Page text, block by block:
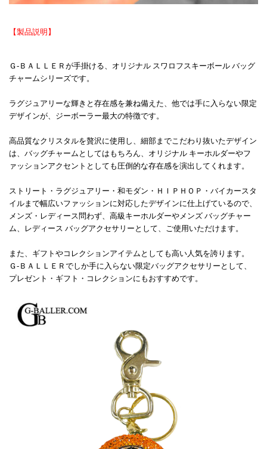
【製品説明】
Ｇ-ＢＡＬＬＥＲが手掛ける、オリジナル スワロフスキーボール バッグ
チャームシリーズです。
ラグジュアリーな輝きと存在感を兼ね備えた、他では手に入らない限定
デザインが、ジーボーラー最大の特徴です。
高品質なクリスタルを贅沢に使用し、細部までこだわり抜いたデザイン
は、バッグチャームとしてはもちろん、オリジナル キーホルダーやフ
ァッションアクセントとしても圧倒的な存在感を演出してくれます。
ストリート・ラグジュアリー・和モダン・ＨＩＰＨＯＰ・バイカースタ
イルまで幅広いファッションに対応したデザインに仕上げているので、
メンズ・レディース問わず、高級キーホルダーやメンズ バッグチャー
ム、レディース バッグアクセサリーとして、ご使用いただけます。
また、ギフトやコレクションアイテムとしても高い人気を誇ります。
Ｇ-ＢＡＬＬＥＲでしか手に入らない限定バッグアクセサリーとして、
プレゼント・ギフト・コレクションにもおすすめです。